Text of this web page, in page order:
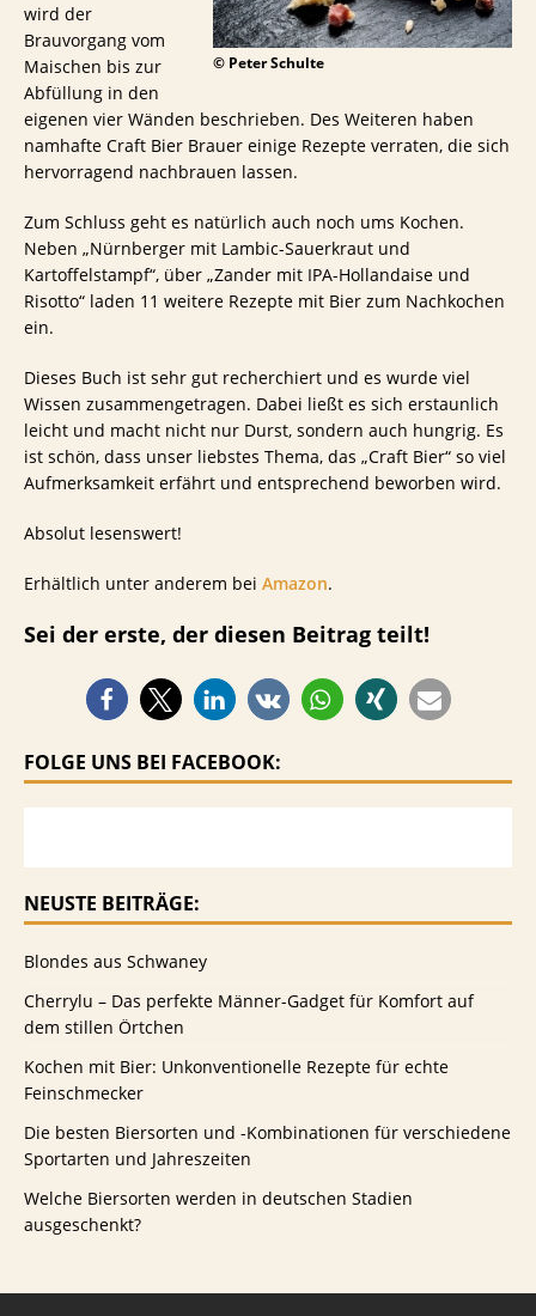
© Peter Schulte
wird der
Brauvorgang vom
Maischen bis zur
Abfüllung in den
eigenen vier Wänden beschrieben. Des Weiteren haben
namhafte Craft Bier Brauer einige Rezepte verraten, die sich
hervorragend nachbrauen lassen.
Zum Schluss geht es natürlich auch noch ums Kochen.
Neben „Nürnberger mit Lambic-Sauerkraut und
Kartoffelstampf“, über „Zander mit IPA-Hollandaise und
Risotto“ laden 11 weitere Rezepte mit Bier zum Nachkochen
ein.
Dieses Buch ist sehr gut recherchiert und es wurde viel
Wissen zusammengetragen. Dabei ließt es sich erstaunlich
leicht und macht nicht nur Durst, sondern auch hungrig. Es
ist schön, dass unser liebstes Thema, das „Craft Bier“ so viel
Aufmerksamkeit erfährt und entsprechend beworben wird.
Absolut lesenswert!
Erhältlich unter anderem bei Amazon.
Sei der erste, der diesen Beitrag teilt!
FOLGE UNS BEI FACEBOOK:
NEUSTE BEITRÄGE:
Blondes aus Schwaney
Cherrylu – Das perfekte Männer-Gadget für Komfort auf
dem stillen Örtchen
Kochen mit Bier: Unkonventionelle Rezepte für echte
Feinschmecker
Die besten Biersorten und -Kombinationen für verschiedene
Sportarten und Jahreszeiten
Welche Biersorten werden in deutschen Stadien
ausgeschenkt?